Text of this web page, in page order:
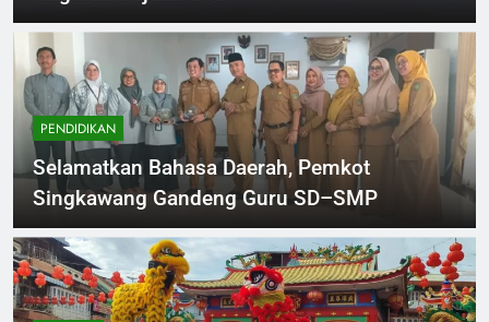
PENDIDIKAN
Selamatkan Bahasa Daerah, Pemkot
Singkawang Gandeng Guru SD–SMP